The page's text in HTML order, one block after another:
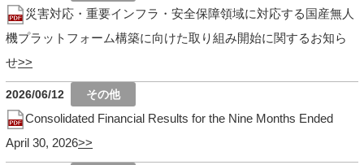
災害対応・重要インフラ・安全保障領域に対応する国産無人
機プラットフォーム構築に向けた取り組み開始に関するお知ら
せ
2026/06/12
Consolidated Financial Results for the Nine Months Ended
April 30, 2026